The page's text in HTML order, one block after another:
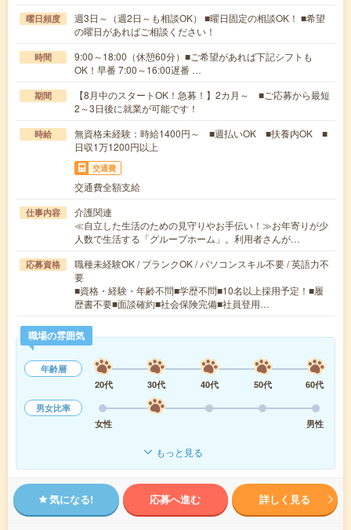
曜日頻度
週3日～（週2日～も相談OK） ■曜日固定の相談OK！ ■希望
の曜日があればご相談ください！
時間
9:00～18:00（休憩60分）■ご希望があれば下記シフトも
OK！早番 7:00～16:00遅番 …
期間
【8月中のスタートOK！急募！】2カ月～ ■ご応募から最短
2～3日後に就業が可能です！
時給
無資格未経験：時給1400円～ ■週払いOK ■扶養内OK ■
日収1万1200円以上
交通費
交通費全額支給
仕事内容
介護関連
≪自立した生活のための見守りやお手伝い！≫お年寄りが少
人数で生活する「グループホーム」。利用者さんが…
応募資格
職種未経験OK / ブランクOK / パソコンスキル不要 / 英語力不
要
■資格・経験・年齢不問■学歴不問■10名以上採用予定！■履
歴書不要■面談確約■社会保険完備■社員登用…
職場の雰囲気
年齢層
20代
30代 40代 50代
60代
男女比率
女性
男性
もっと見る
気になる! 応募へ進む 詳しく見る